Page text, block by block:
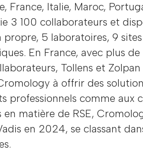
France, Italie, Maroc,
3 100 collaborateurs et
propre, 5 laboratoires, 9
En France, avec plus
Tollens et
à offrir des
professionnels comme aux
en matière de RSE,
en 2024, se classant